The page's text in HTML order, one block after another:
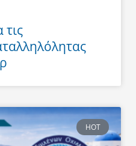
τις
HOT